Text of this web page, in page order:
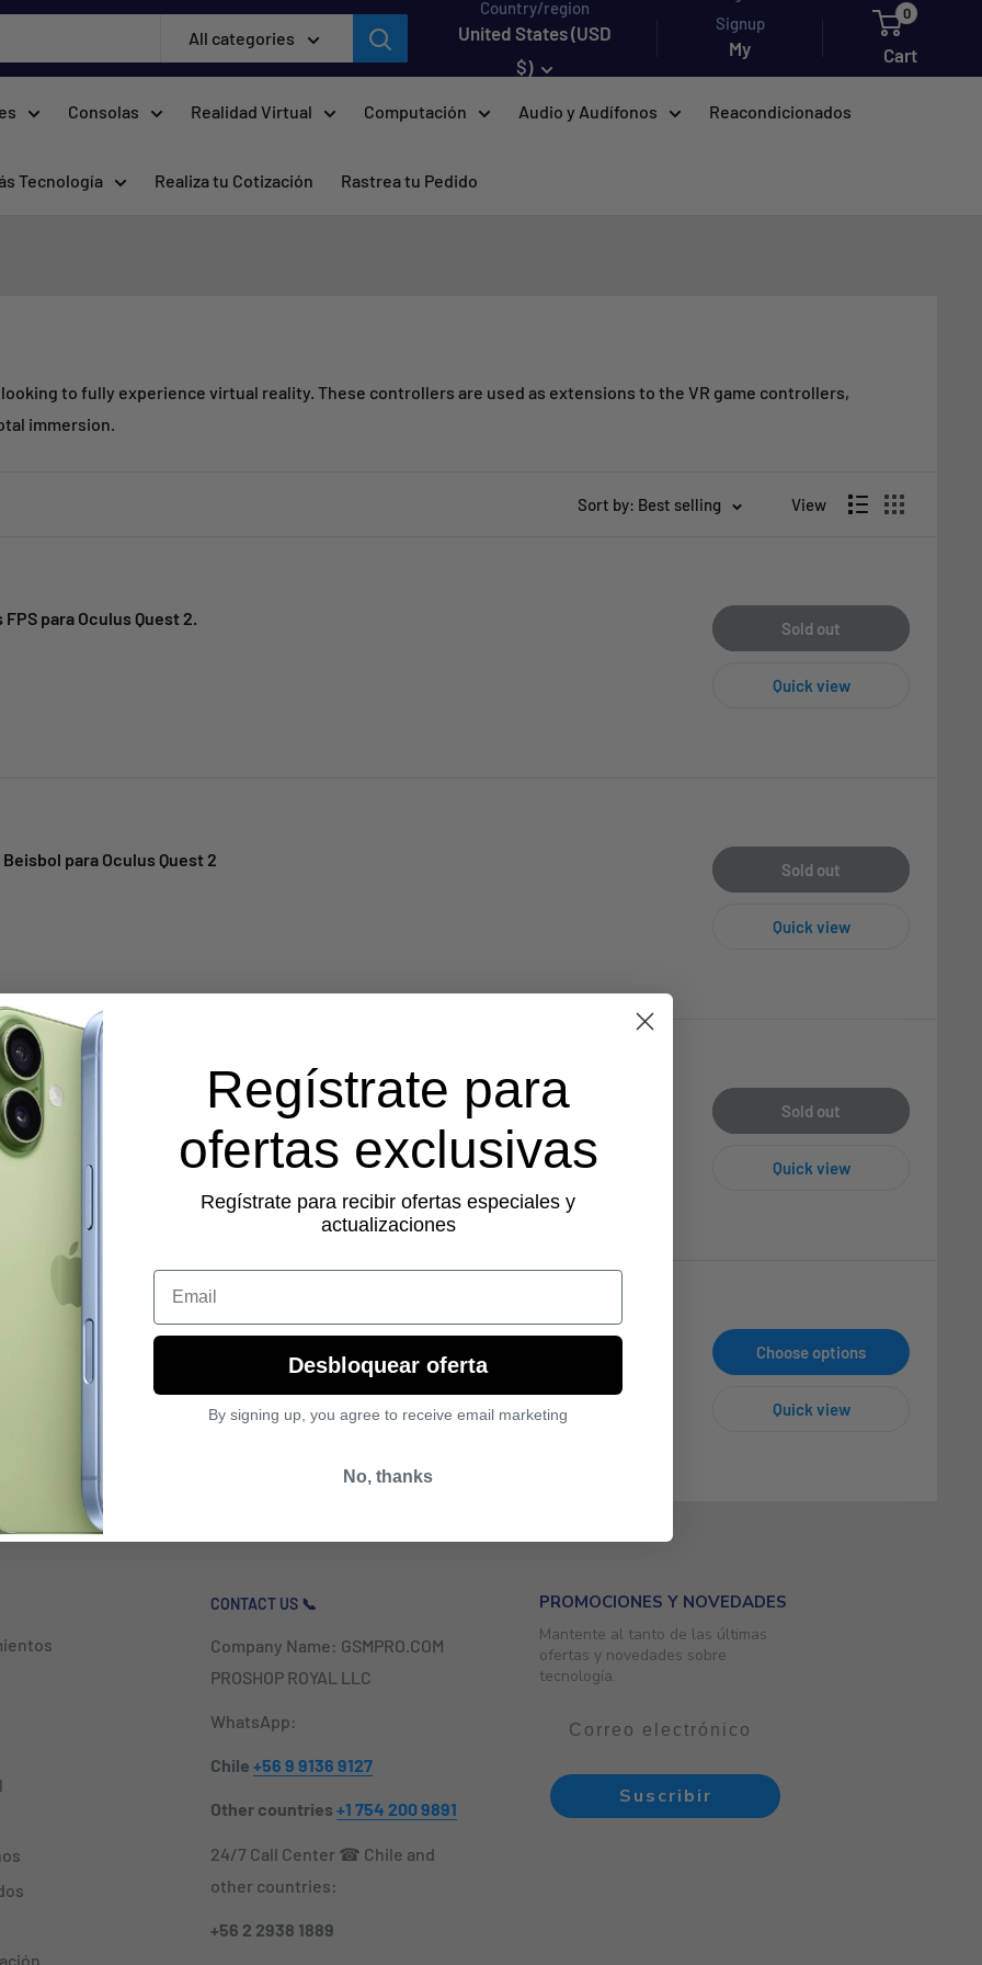
All categories
Country/region
United States (USD
$)
Signup
My
account
0
Cart
Consolas Realidad Virtual Computación Audio y Audífonos Reacondicionados
Tecnología Realiza tu Cotización Rastrea tu Pedido
to fully experience virtual reality. These controllers are used as extensions to the VR game controllers,
immersion.
Sort by: Best selling View
para Oculus Quest 2. Sold out
Quick view
para Oculus Quest 2 Sold out
Quick view
FPS para Oculus Quest 2 Sold out
Quick view
Plus Choose options
Quick view
CONTACT US 📞
Company Name: GSMPRO.COM
PROSHOP ROYAL LLC
WhatsApp:
Chile +56 9 9136 9127
Other countries+1 754 200 9891
24/7 Call Center ☎ Chile and
other countries:
+56 2 2938 1889
PROMOCIONES Y NOVEDADES
Mantente al tanto de las últimas
ofertas y novedades sobre
tecnología.
Suscribir
Regístrate para
ofertas exclusivas
Regístrate para recibir ofertas especiales y
actualizaciones
Email
Desbloquear oferta
By signing up, you agree to receive email marketing
No, thanks